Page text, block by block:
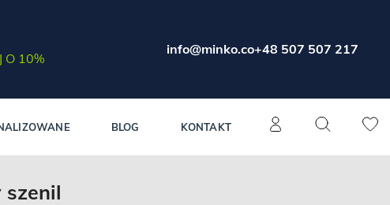
O 10%
info@minko.co+48 507 507 217
BLOG KONTAKT
szenil